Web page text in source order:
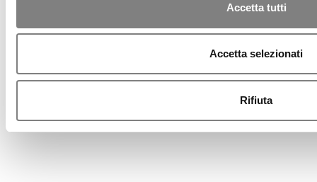
Accetta tutti
Accetta selezionati
Rifiuta
Note Legali
Reclami e ABF
P.IVA 12870770158